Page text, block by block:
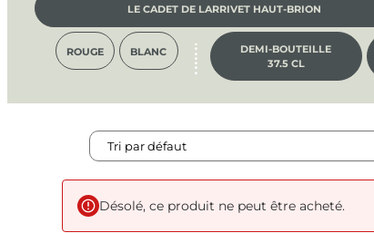
LE CADET DE LARRIVET HAUT-BRION
ROUGE BLANC
DEMI-BOUTEILLE
37.5 CL
Désolé, ce produit ne peut être acheté.